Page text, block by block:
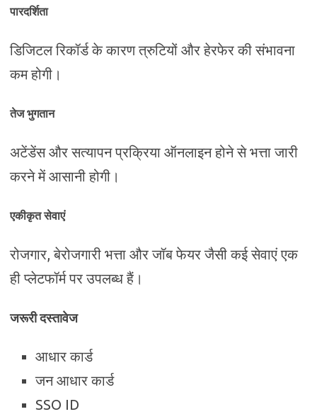
पारदर्शिता
डिजिटल रिकॉर्ड के कारण त्रुटियों और हेरफेर की संभावना
कम होगी।
तेज भुगतान
अटेंडेंस और सत्यापन प्रक्रिया ऑनलाइन होने से भत्ता जारी
करने में आसानी होगी।
एकीकृत सेवाएं
रोजगार, बेरोजगारी भत्ता और जॉब फेयर जैसी कई सेवाएं एक
ही प्लेटफॉर्म पर उपलब्ध हैं।
जरूरी दस्तावेज
आधार कार्ड
जन आधार कार्ड
SSO ID